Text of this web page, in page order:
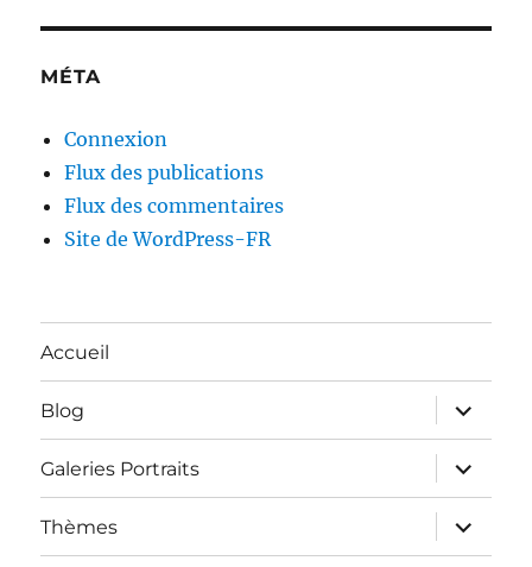
MÉTA
Connexion
Flux des publications
Flux des commentaires
Site de WordPress-FR
Accueil
Blog
ouvrir
le
sous-
menu
Galeries Portraits
ouvrir
le
sous-
menu
Thèmes
ouvrir
le
sous-